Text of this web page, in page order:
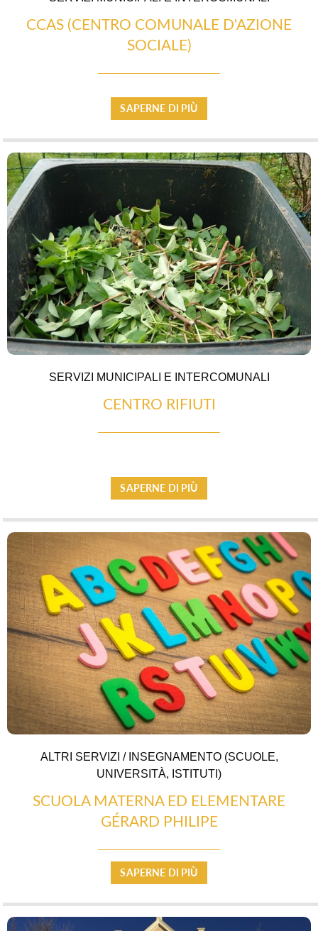
LATO AL NATURALE
SISTEMAZIONE
CCAS (CENTRO COMUNALE D'AZIONE
SOCIALE)
SAPERNE DI PIÙ
SERVIZI MUNICIPALI E INTERCOMUNALI
CENTRO RIFIUTI
SAPERNE DI PIÙ
ALTRI SERVIZI / INSEGNAMENTO (SCUOLE,
UNIVERSITÀ, ISTITUTI)
SCUOLA MATERNA ED ELEMENTARE
GÉRARD PHILIPE
SAPERNE DI PIÙ